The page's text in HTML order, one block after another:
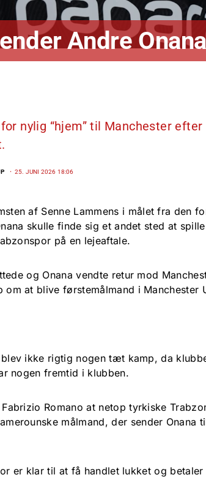
Andre
nylig “hjem” til Manchester
25. JUNI 2026 18:06
af Senne Lammens i målet fra den
skulle finde sig et andet sted at
på en lejeaftale.
og Onana vendte retur mod
om at blive førstemålmand i Manchester
ikke rigtig nogen tæt kamp, da
nogen fremtid i klubben.
Romano at netop tyrkiske
målmand, der sender Onana
er klar til at få handlet lukket og